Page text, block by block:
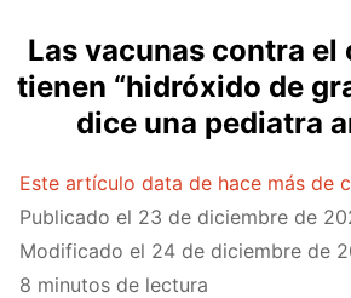
Las vacunas contra el
tienen “hidróxido de
dice una pediatra
Este artículo data de hace más de
Publicado el 23 de diciembre de
Modificado el 24 de diciembre de
8 minutos de lectura